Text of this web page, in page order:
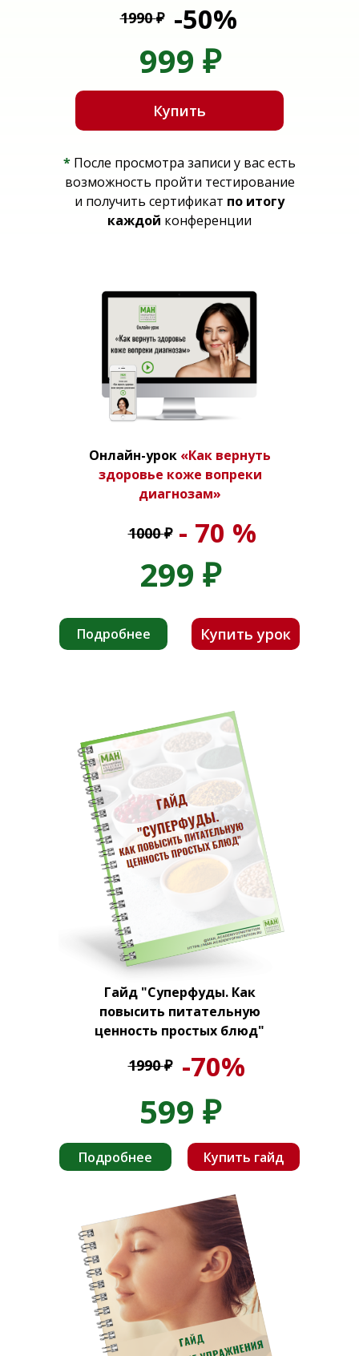
* После просмотра записи у вас есть
возможность пройти тестирование
и получить сертификат по итогу
каждой конференции
Купить
999 ₽
1990₽ -50%
299 ₽
1000₽ - 70 %
Онлайн-урок «Как вернуть
здоровье коже вопреки
диагнозам»
Купить урок
Подробнее
Подробнее Купить гайд
599 ₽
Гайд "Суперфуды. Как
повысить питательную
ценность простых блюд"
1990₽ -70%